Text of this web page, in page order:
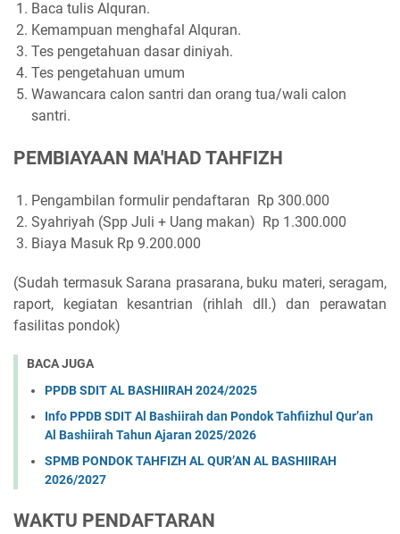
Baca tulis Alquran.
Kemampuan menghafal Alquran.
Tes pengetahuan dasar diniyah.
Tes pengetahuan umum
Wawancara calon santri dan orang tua/wali calon
santri.
PEMBIAYAAN MA'HAD TAHFIZH
Pengambilan formulir pendaftaran Rp 300.000
Syahriyah (Spp Juli + Uang makan) Rp 1.300.000
Biaya Masuk Rp 9.200.000
(Sudah termasuk Sarana prasarana, buku materi, seragam,
raport, kegiatan kesantrian (rihlah dll.) dan perawatan
fasilitas pondok)
BACA JUGA
PPDB SDIT AL BASHIIRAH 2024/2025
Info PPDB SDIT Al Bashiirah dan Pondok Tahfiizhul Qur’an
Al Bashiirah Tahun Ajaran 2025/2026
SPMB PONDOK TAHFIZH AL QUR’AN AL BASHIIRAH
2026/2027
WAKTU PENDAFTARAN